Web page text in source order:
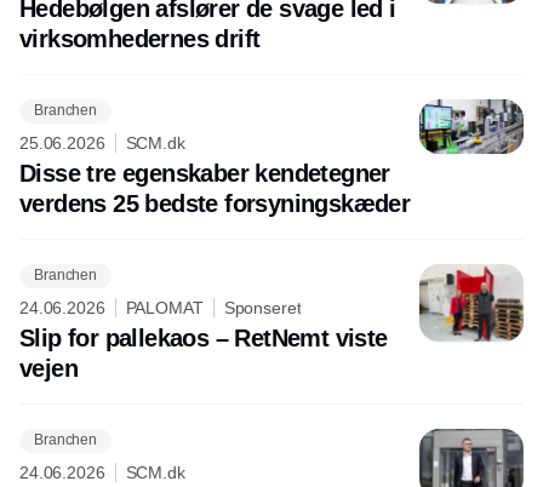
Hedebølgen afslører de svage led i
virksomhedernes drift
Branchen
25.06.2026 SCM.dk
Disse tre egenskaber kendetegner
verdens 25 bedste forsyningskæder
Branchen
24.06.2026 PALOMAT Sponseret
Slip for pallekaos – RetNemt viste
vejen
Branchen
24.06.2026 SCM.dk